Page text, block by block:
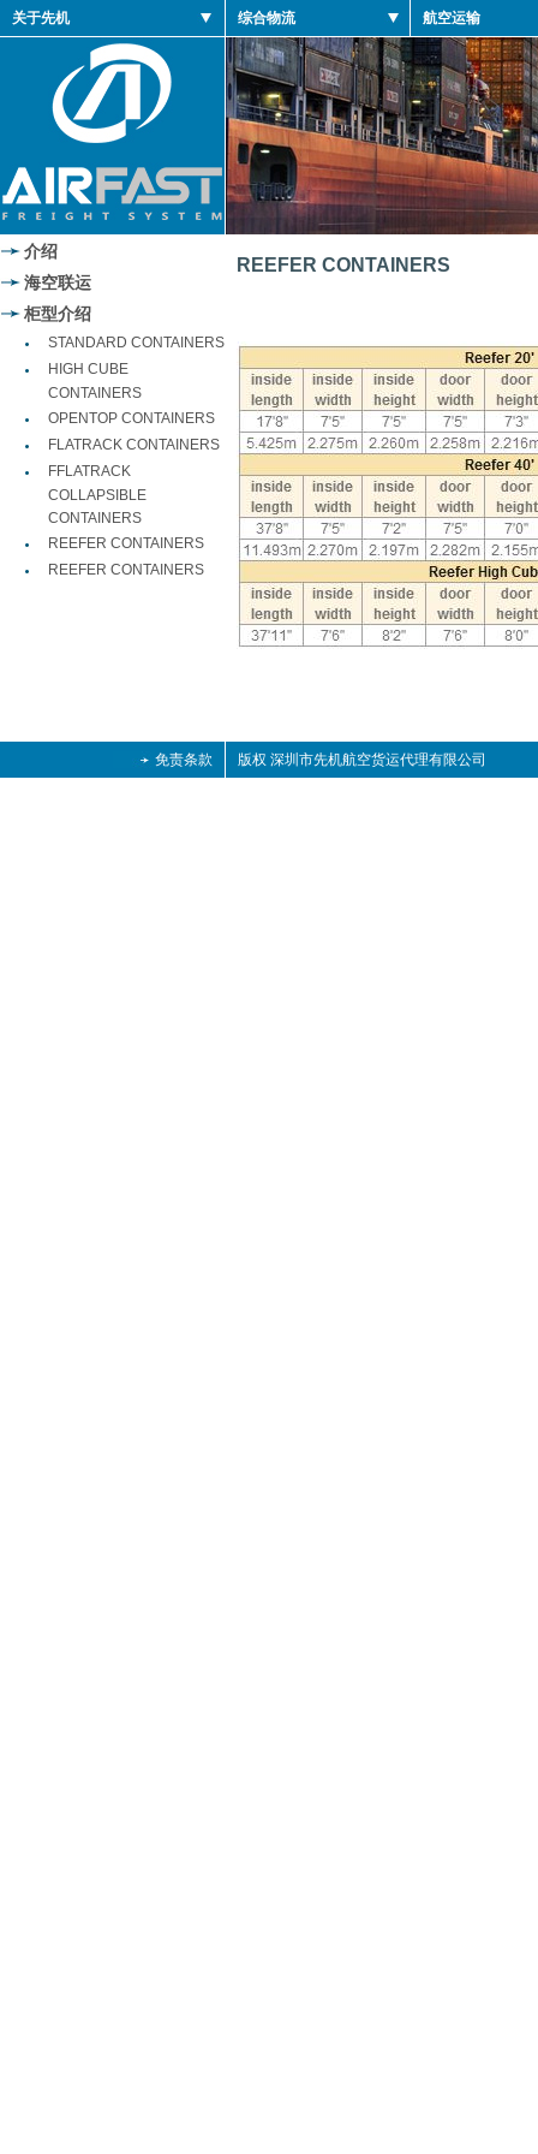
关于先机 综合物流 航空运输
介绍
海空联运
柜型介绍
STANDARD CONTAINERS
HIGH CUBE
CONTAINERS
OPENTOP CONTAINERS
FLATRACK CONTAINERS
FFLATRACK
COLLAPSIBLE
CONTAINERS
REEFER CONTAINERS
REEFER CONTAINERS
REEFER CONTAINERS
免责条款 版权 深圳市先机航空货运代理有限公司